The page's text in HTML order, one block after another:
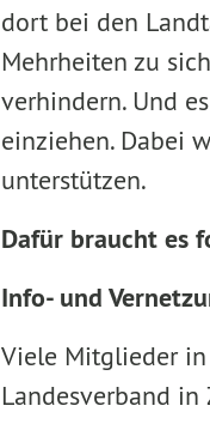
dort bei den
Mehrheiten zu
verhindern. Und
einziehen. Dabei
unterstützen.
Dafür braucht es
Info- und
Viele Mitglieder
Landesverband